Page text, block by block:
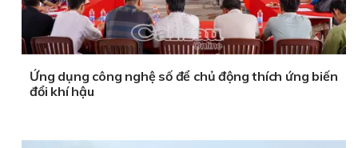
Ứng dụng công nghệ số để chủ động thích ứng biến
đổi khí hậu